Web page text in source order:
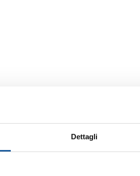
Dettagli